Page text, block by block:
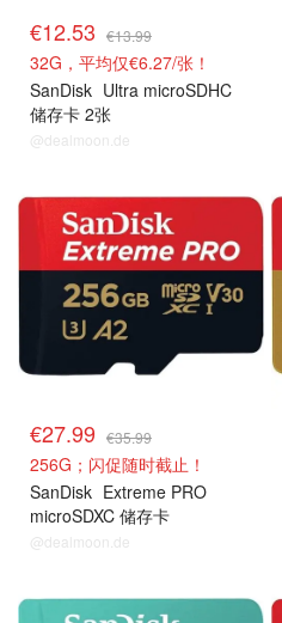
€12.53 €13.99
32G，平均仅€6.27/张！
SanDisk Ultra microSDHC
储存卡 2张
@dealmoon.de
€27.99 €35.99
256G；闪促随时截止！
SanDisk Extreme PRO
microSDXC 储存卡
@dealmoon.de